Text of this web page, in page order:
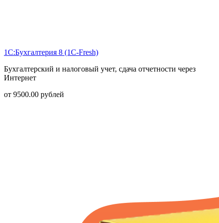
1С:Бухгалтерия 8 (1С-Fresh)
Бухгалтерский и налоговый учет, сдача отчетности через
Интернет
от 9500.00 рублей